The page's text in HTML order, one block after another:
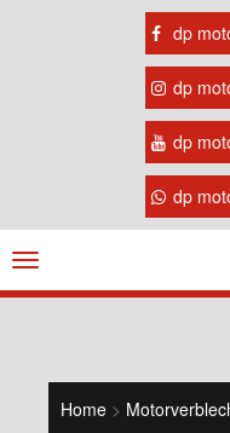
dp
dp
dp
dp
Navigation
ein-/ausblenden
Home >